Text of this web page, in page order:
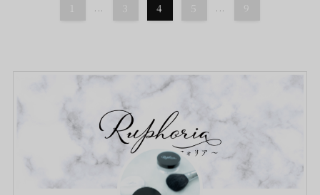
1 ... 3 4 5 ... 9